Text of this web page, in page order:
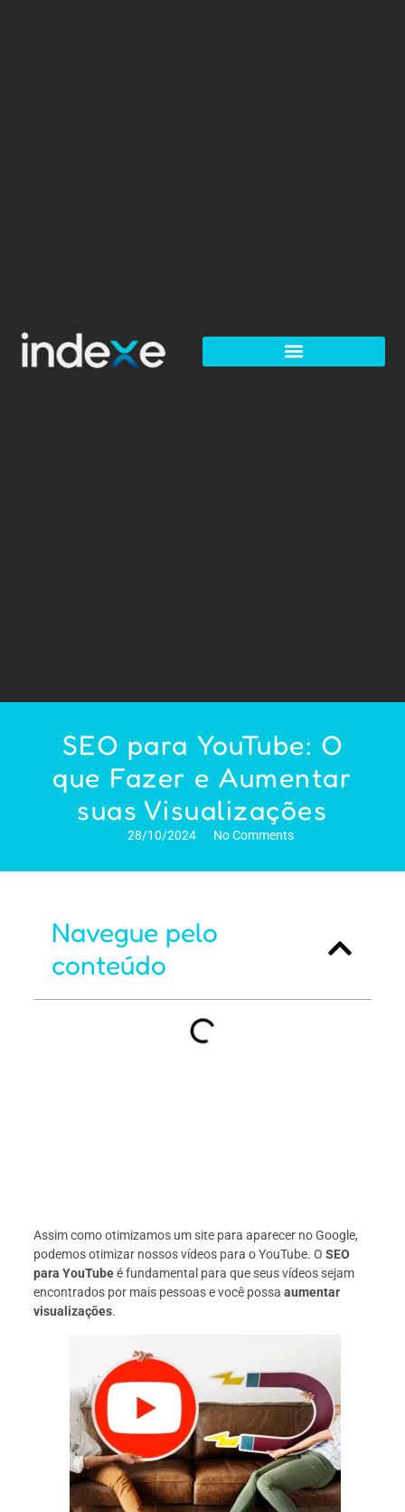
SEO para YouTube: O
que Fazer e Aumentar
suas Visualizações
28/10/2024 No Comments
Navegue pelo
conteúdo
Assim como otimizamos um site para aparecer no Google,
podemos otimizar nossos vídeos para o YouTube. O SEO
para YouTubeé fundamental para que seus vídeos sejam
encontrados por mais pessoas e você possa aumentar
visualizações.